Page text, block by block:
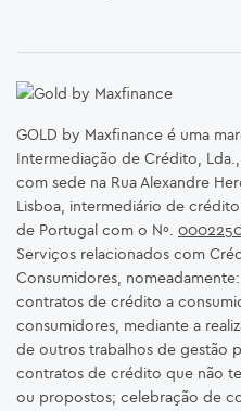
GOLD by Maxfinance é uma
Intermediação de Crédito,
com sede na Rua Alexandre
Lisboa, intermediário de
de Portugal com o Nº.
Serviços relacionados com
Consumidores,
contratos de crédito a
consumidores, mediante a
de outros trabalhos de gestão
contratos de crédito que não
ou propostos; celebração de